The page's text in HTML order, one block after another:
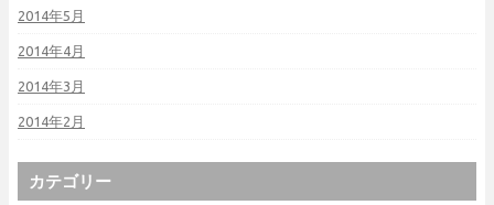
2014年5月
2014年4月
2014年3月
2014年2月
カテゴリー